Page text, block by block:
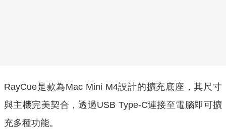
RayCue是款為Mac Mini M4設計的擴充底座，其尺寸
與主機完美契合，透過USB Type-C連接至電腦即可擴
充多種功能。